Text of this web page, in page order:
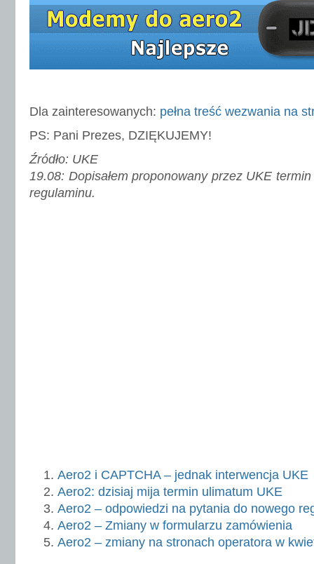
Dla zainteresowanych: pełna treść wezwania na
PS: Pani Prezes, DZIĘKUJEMY!
Źródło: UKE
19.08: Dopisałem proponowany przez UKE
regulaminu.
Aero2 i CAPTCHA – jednak interwencja UKE
Aero2: dzisiaj mija termin ulimatum UKE
Aero2 – odpowiedzi na pytania do nowego
Aero2 – Zmiany w formularzu zamówienia
Aero2 – zmiany na stronach operatora w